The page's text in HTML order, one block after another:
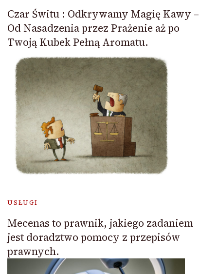
Czar Świtu : Odkrywamy Magię Kawy –
Od Nasadzenia przez Prażenie aż po
Twoją Kubek Pełną Aromatu.
USŁUGI
Mecenas to prawnik, jakiego zadaniem
jest doradztwo pomocy z przepisów
prawnych.